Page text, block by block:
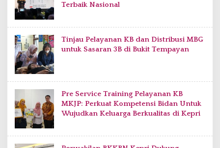
Terbaik Nasional
Tinjau Pelayanan KB dan Distribusi MBG
untuk Sasaran 3B di Bukit Tempayan
Pre Service Training Pelayanan KB
MKJP: Perkuat Kompetensi Bidan Untuk
Wujudkan Keluarga Berkualitas di Kepri